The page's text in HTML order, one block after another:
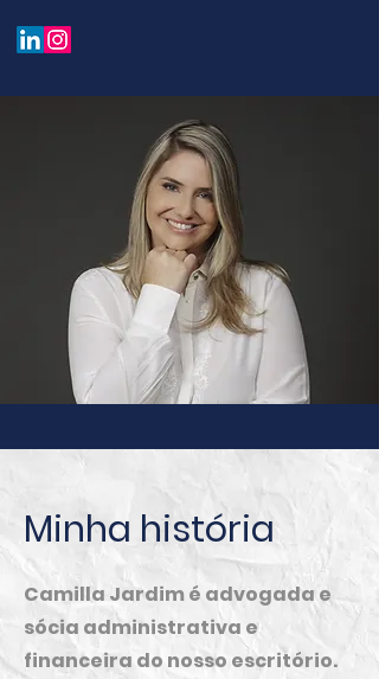
Minha história
Camilla Jardim é advogada e
sócia administrativa e
financeira do nosso escritório.